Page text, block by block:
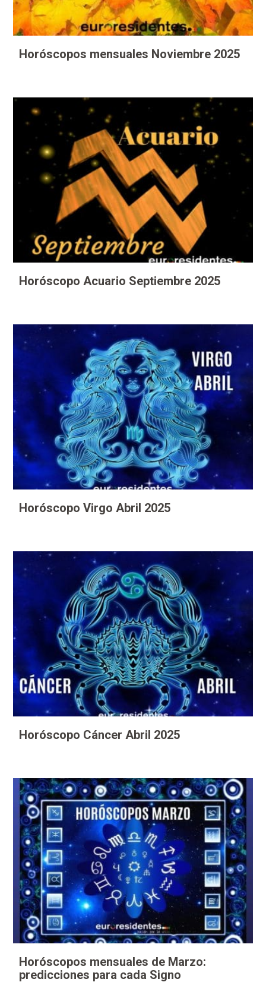
Horóscopos mensuales Noviembre 2025
Horóscopo Acuario Septiembre 2025
Horóscopo Virgo Abril 2025
Horóscopo Cáncer Abril 2025
Horóscopos mensuales de Marzo:
predicciones para cada Signo